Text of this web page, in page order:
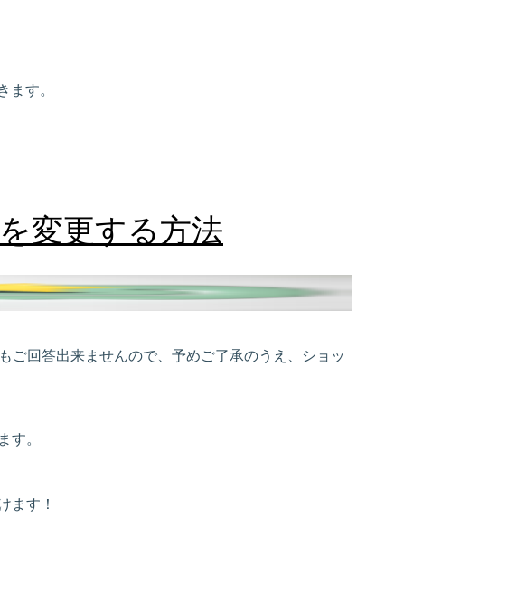
す。
変更する方法
回答出来ませんので、予めご了承のうえ、ショッ
。
ます！